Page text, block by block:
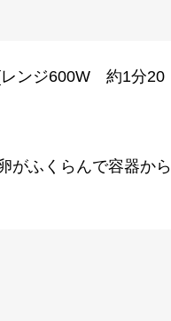
レンジ600W 約1分20
がふくらんで容器から